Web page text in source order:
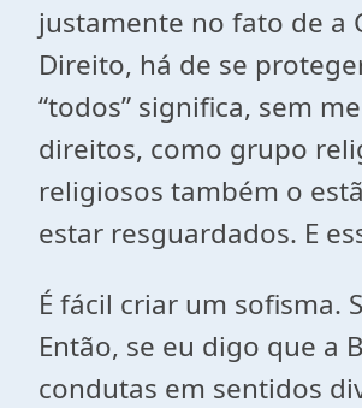
justamente no fato de a
Direito, há de se
“todos” significa, sem
direitos, como grupo
religiosos também o
estar resguardados. E
É fácil criar um sofisma.
Então, se eu digo que a
condutas em sentidos